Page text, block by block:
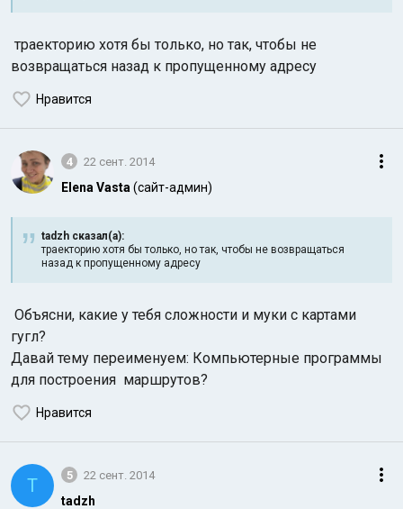
траекторию хотя бы только, но так, чтобы не
возвращаться назад к пропущенному адресу
Нравится
4 22 сент. 2014
Elena Vasta (сайт-админ)
tadzh сказал(а):
траекторию хотя бы только, но так, чтобы не возвращаться
назад к пропущенному адресу
Объясни, какие у тебя сложности и муки с картами
гугл?
Давай тему переименуем: Компьютерные программы
для построения маршрутов?
Нравится
T 5 22 сент. 2014
tadzh